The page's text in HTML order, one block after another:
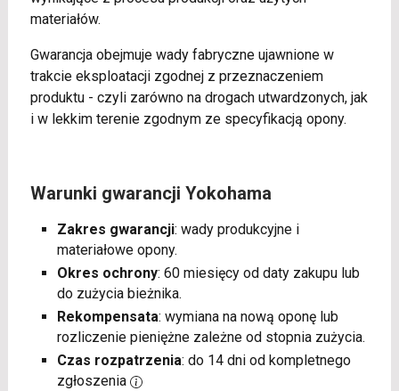
materiałów.
Gwarancja obejmuje wady fabryczne ujawnione w
trakcie eksploatacji zgodnej z przeznaczeniem
produktu - czyli zarówno na drogach utwardzonych, jak
i w lekkim terenie zgodnym ze specyfikacją opony.
Warunki gwarancji Yokohama
Zakres gwarancji: wady produkcyjne i
materiałowe opony.
Okres ochrony: 60 miesięcy od daty zakupu lub
do zużycia bieżnika.
Rekompensata: wymiana na nową oponę lub
rozliczenie pieniężne zależne od stopnia zużycia.
Czas rozpatrzenia: do 14 dni od kompletnego
zgłoszenia